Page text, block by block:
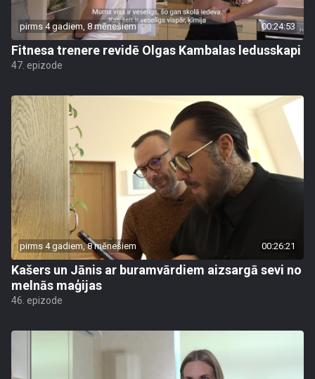
pirms 4 gadiem, 8 mēnešiem 00:24:53
Fitnesa trenere revidē Olgas Kambalas ledusskapi
47. epizode
pirms 4 gadiem, 8 mēnešiem 00:26:21
Kašers un Jānis ar buramvārdiem aizsargā sevi no
melnās maģijas
46. epizode